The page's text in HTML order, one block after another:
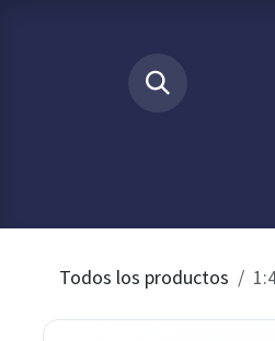
Todos los productos